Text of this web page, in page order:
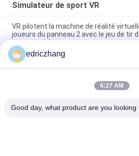
Simulateur de sport VR
VR pilotent la machine de réalité
joueurs du panneau 2 avec le jeu de tir
commercial
Parc d'attractions de ski d'attraction de
de Virtual Reality Simulator 9d de
5PCS Jeux VR Marche spatiale
edriczhang
6:27 AM
Good day, what product are you looking